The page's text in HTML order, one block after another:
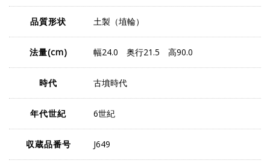
品質形状 土製（埴輪）
法量(cm) 幅24.0 奥行21.5 高90.0
時代 古墳時代
年代世紀 6世紀
収蔵品番号 J649